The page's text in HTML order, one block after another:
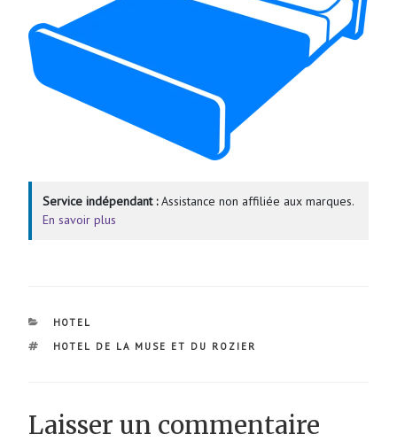
Service indépendant :Assistance non affiliée aux marques.
En savoir plus
CATÉGORIES
HOTEL
ÉTIQUETTES
HOTEL DE LA MUSE ET DU ROZIER
Laisser un commentaire